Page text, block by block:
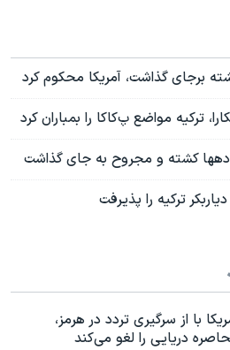
ترکیه مواضع پ‌کا‌کا را بمباران کرد
دهها کشته و مجروح به جای گذاشت
ترکیه را پذیرفت
با از سرگیری تردد در هرمز،
دریایی را لغو می‌کند